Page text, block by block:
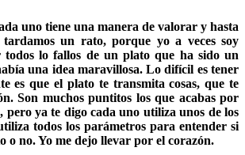
uno tiene una manera de valorar y hasta
tardamos un rato, porque yo a veces soy
todos lo fallos de un plato que ha sido un
una idea maravillosa. Lo difícil es tener
es que el plato te transmita cosas, que te
Son muchos puntitos los que acabas por
ya te digo cada uno utiliza unos de los
todos los parámetros para entender si
o no. Yo me dejo llevar por el corazón.